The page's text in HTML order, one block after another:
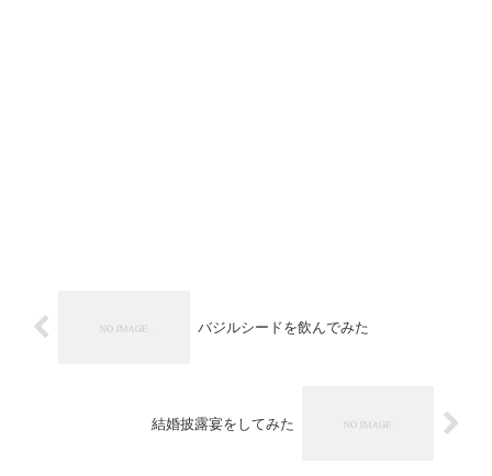
バジルシードを飲んでみた
結婚披露宴をしてみた